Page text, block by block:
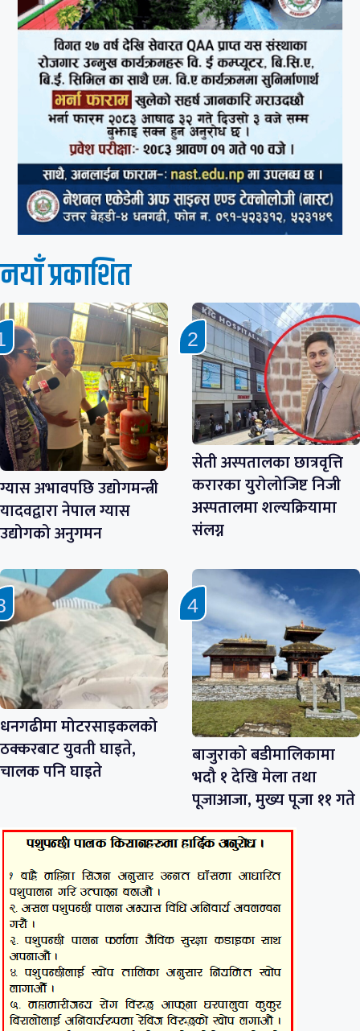
नयाँ प्रकाशित
ग्यास अभावपछि उद्योगमन्त्री
यादवद्वारा नेपाल ग्यास
उद्योगको अनुगमन
सेती अस्पतालका छात्रवृत्ति
करारका युरोलोजिष्ट निजी
अस्पतालमा शल्यक्रियामा
संलग्न
धनगढीमा मोटरसाइकलको
ठक्करबाट युवती घाइते,
चालक पनि घाइते
बाजुराको बडीमालिकामा
भदौ १ देखि मेला तथा
पूजाआजा, मुख्य पूजा ११ गते